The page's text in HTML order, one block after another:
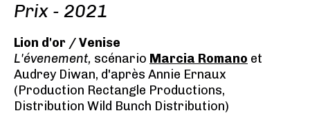
Prix - 2021
Lion d'or / Venise
L'évenement, scénario Marcia Romano et
Audrey Diwan, d'après Annie Ernaux
(Production Rectangle Productions,
Distribution Wild Bunch Distribution)